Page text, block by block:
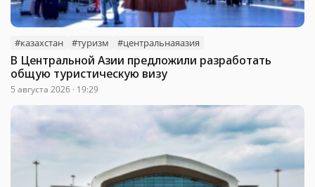
#казахстан #туризм #центральнаяазия
В Центральной Азии предложили разработать
общую туристическую визу
5 августа 2026 · 19:29